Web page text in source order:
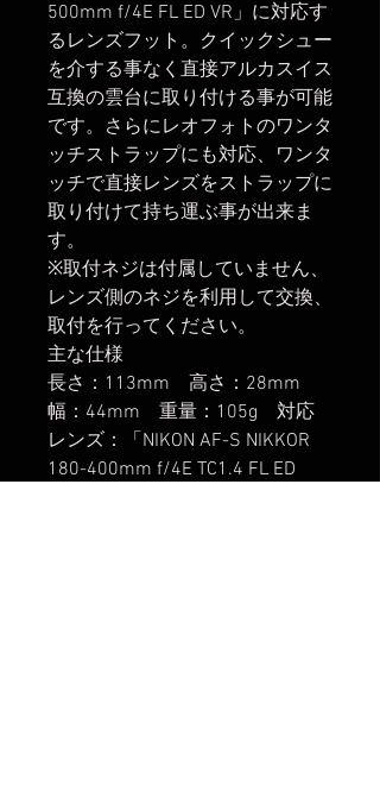
500mm f/4E FL ED VR」に対応す
るレンズフット。クイックシュー
を介する事なく直接アルカスイス
互換の雲台に取り付ける事が可能
です。さらにレオフォトのワンタ
ッチストラップにも対応、ワンタ
ッチで直接レンズをストラップに
取り付けて持ち運ぶ事が出来ま
す。
※取付ネジは付属していません、
レンズ側のネジを利用して交換、
取付を行ってください。
主な仕様
長さ：113mm 高さ：28mm
幅：44mm 重量：105g 対応
レンズ：「NIKON AF-S NIKKOR
180-400mm f/4E TC1.4 FL ED